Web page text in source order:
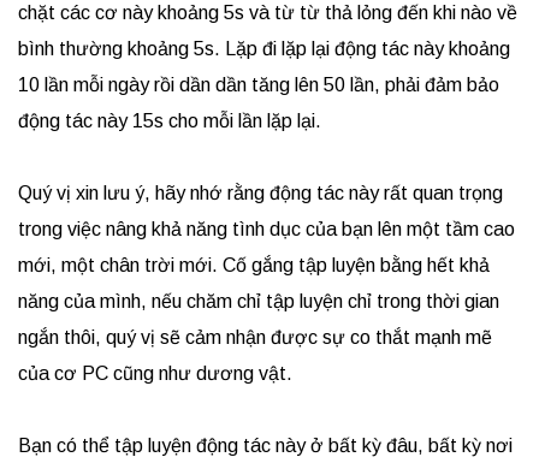
chặt các cơ này khoảng 5s và từ từ thả lỏng đến khi nào về
bình thường khoảng 5s. Lặp đi lặp lại động tác này khoảng
10 lần mỗi ngày rồi dần dần tăng lên 50 lần, phải đảm bảo
động tác này 15s cho mỗi lần lặp lại.
Quý vị xin lưu ý, hãy nhớ rằng động tác này rất quan trọng
trong việc nâng khả năng tình dục của bạn lên một tầm cao
mới, một chân trời mới. Cố gắng tập luyện bằng hết khả
năng của mình, nếu chăm chỉ tập luyện chỉ trong thời gian
ngắn thôi, quý vị sẽ cảm nhận được sự co thắt mạnh mẽ
của cơ PC cũng như dương vật.
Bạn có thể tập luyện động tác này ở bất kỳ đâu, bất kỳ nơi